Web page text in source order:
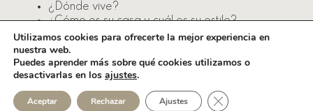
¿Dónde vive?
¿Cómo es su casa y cuál es su estilo?
¿Está casado o soltero?
¿Tiene hijos?
¿Cuáles son sus estudios?
¿En qué trabaja?
¿Qué le preocupa?
Utilizamos cookies para ofrecerte la mejor experiencia en
nuestra web.
Puedes aprender más sobre qué cookies utilizamos o
desactivarlas en los ajustes.
Aceptar Rechazar Ajustes Cerrar el banner de